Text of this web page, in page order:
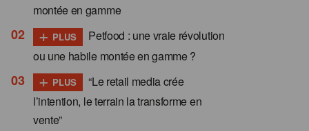
montée en gamme
+ PLUS
Petfood : une vraie révolution
ou une habile montée en gamme ?
+ PLUS
“Le retail media crée
l’intention, le terrain la transforme en
vente”